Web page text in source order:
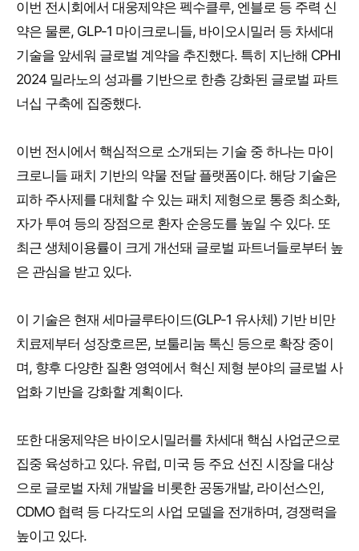
이번 전시회에서 대웅제약은 펙수클루, 엔블로 등 주력 신
약은 물론, GLP-1 마이크로니들, 바이오시밀러 등 차세대
기술을 앞세워 글로벌 계약을 추진했다. 특히 지난해 CPHI
2024 밀라노의 성과를 기반으로 한층 강화된 글로벌 파트
너십 구축에 집중했다.
이번 전시에서 핵심적으로 소개되는 기술 중 하나는 마이
크로니들 패치 기반의 약물 전달 플랫폼이다. 해당 기술은
피하 주사제를 대체할 수 있는 패치 제형으로 통증 최소화,
자가 투여 등의 장점으로 환자 순응도를 높일 수 있다. 또
최근 생체이용률이 크게 개선돼 글로벌 파트너들로부터 높
은 관심을 받고 있다.
이 기술은 현재 세마글루타이드(GLP-1 유사체) 기반 비만
치료제부터 성장호르몬, 보툴리눔 톡신 등으로 확장 중이
며, 향후 다양한 질환 영역에서 혁신 제형 분야의 글로벌 사
업화 기반을 강화할 계획이다.
또한 대웅제약은 바이오시밀러를 차세대 핵심 사업군으로
집중 육성하고 있다. 유럽, 미국 등 주요 선진 시장을 대상
으로 글로벌 자체 개발을 비롯한 공동개발, 라이선스인,
CDMO 협력 등 다각도의 사업 모델을 전개하며, 경쟁력을
높이고 있다.